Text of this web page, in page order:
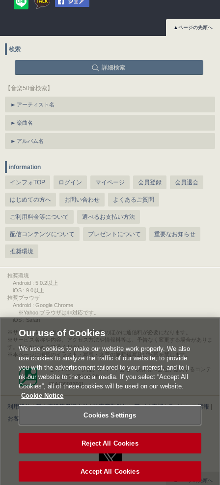
▲ページの先頭へ
検索
詳細検索
【音楽50音検索】
アーティスト名
楽曲名
アルバム名
information
インフォTOP ログイン マイページ 会員登録 会員退会
はじめての方へ お問い合わせ よくあるご質問
ご利用料金等について 選べるお支払い方法
配信コンテンツについて プレゼントについて 重要なお知らせ
推奨環境
推奨環境
Android : 5.0.2以上
iOS : 9.0以上
推奨ブラウザ
Android : Google Chrome
※Yahoo!ブラウザは非対応です。
iOS : Safari
サービスをご利用されるには、情報料のほかに通信料が必要になります。
サービス名称や内容、アクセス方法や情報料等は、予告なく変更する場合がありま
す。あらかじめご了承ください。
本ページに掲載のイラスト・写真・文章の無断複写及び転載を禁じます。
このエルマークは、レコード会社・映像製作会社が提供するコンテ
ンツを示す登録商標です。
RIAJ00013011
利用規約|個人情報等保護方針|特定商取引法に基づく表記|ライセンス情報
お客様情報の外部送信について|Cookies Settings
▲ページの先頭へ
Our use of Cookies
We use cookies to make our website work properly. We also
use cookies to analyze the traffic of our website, to provide
you with the advertisement tailored to your interest, and to li
nk our website to the social media. If you select “Accept All
Cookies”, all of these cookies will be used on our website.
Cookie Notice
Cookies Settings
Reject All Cookies
Accept All Cookies